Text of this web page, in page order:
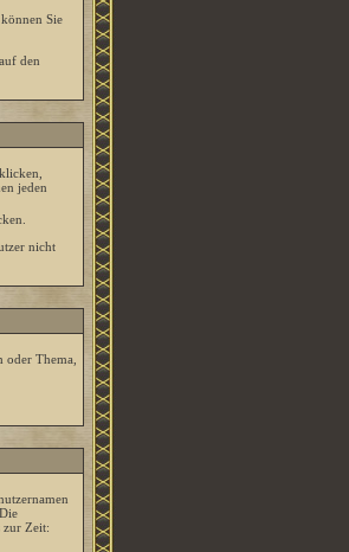
Sie
den
jeden
nicht
Thema,
zur Zeit: